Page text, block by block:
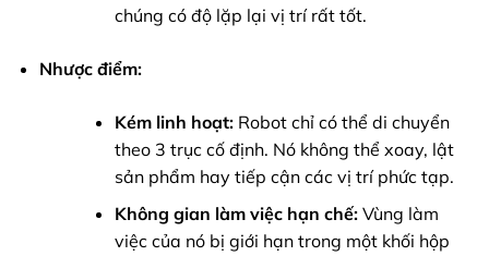
chúng có độ lặp lại vị trí rất tốt.
Nhược điểm:
Kém linh hoạt:Robot chỉ có thể di chuyển
theo 3 trục cố định. Nó không thể xoay, lật
sản phẩm hay tiếp cận các vị trí phức tạp.
Không gian làm việc hạn chế:Vùng làm
việc của nó bị giới hạn trong một khối hộp